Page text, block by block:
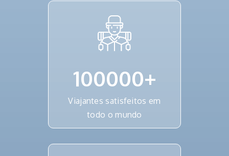
100000+
Viajantes satisfeitos em
todo o mundo